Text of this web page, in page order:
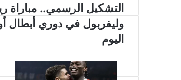
التشكيل
الرسمي..
مباراة
ريال
مدريد
دوري
التشكيل الرسمي.. مباراة
وليفربول في دوري أبطال
اليوم